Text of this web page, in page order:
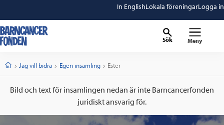
In EnglishLokala föreningarLogga in
Sök Meny
StartJag vill bidra Egen insamling Current:
Ester
Bild och text för insamlingen nedan är inte Barncancerfonden
juridiskt ansvarig för.